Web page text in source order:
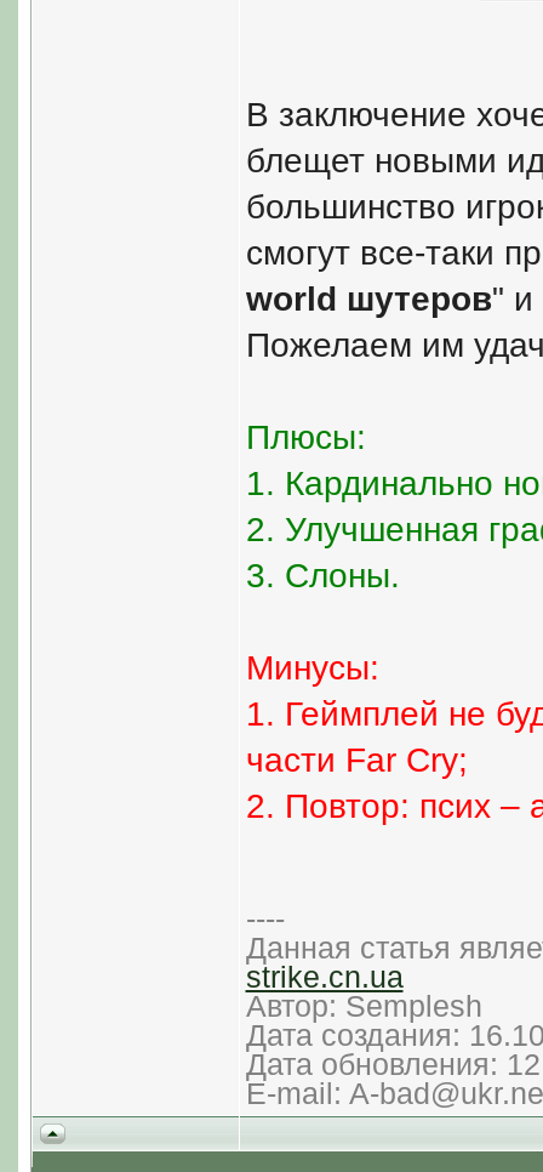
В заключение
блещет новыми
большинство
смогут все-таки
world шутеров" и
Пожелаем им
Плюсы:
1. Кардинально
2. Улучшенная
3. Слоны.
Минусы:
1. Геймплей не
части Far Cry;
2. Повтор: псих –
----
Данная статья
strike.cn.ua
Автор: Semplesh
Дата создания:
Дата обновления:
E-mail: A-